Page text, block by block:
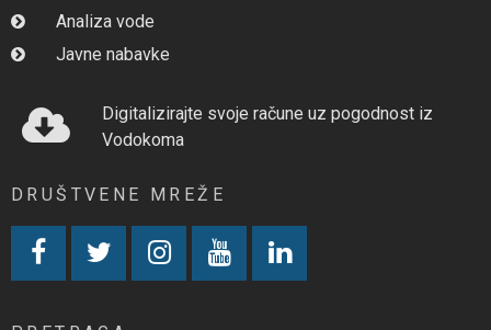
Analiza vode
Javne nabavke
Digitalizirajte svoje račune uz pogodnost iz
Vodokoma
DRUŠTVENE MREŽE